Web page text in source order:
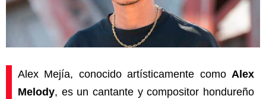
Alex Mejía, conocido artísticamente como Alex
Melody, es un cantante y compositor hondureño